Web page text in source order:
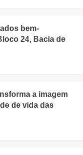
bem-
24, Bacia de
a imagem
de vida das